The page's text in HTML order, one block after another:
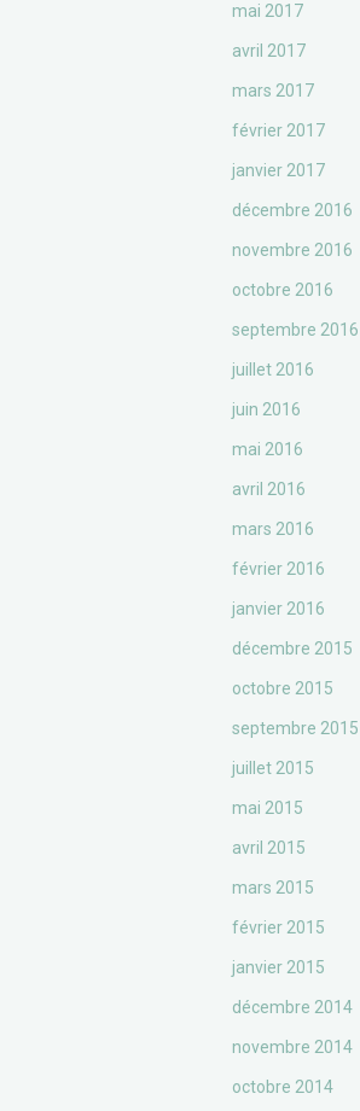
mai 2017
avril 2017
mars 2017
février 2017
janvier 2017
décembre 2016
novembre 2016
octobre 2016
septembre 2016
juillet 2016
juin 2016
mai 2016
avril 2016
mars 2016
février 2016
janvier 2016
décembre 2015
octobre 2015
septembre 2015
juillet 2015
mai 2015
avril 2015
mars 2015
février 2015
janvier 2015
décembre 2014
novembre 2014
octobre 2014